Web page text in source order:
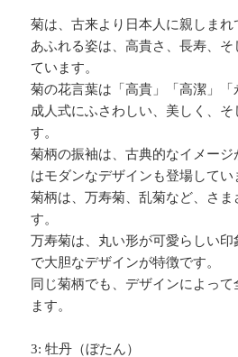
菊は、古来より日本人に親しま
あふれる姿は、高貴さ、長寿、
ています。
菊の花言葉は「高貴」「高潔」「
成人式にふさわしい、美しく、
す。
菊柄の振袖は、古典的なイメー
はモダンなデザインも登場してい
菊柄は、万寿菊、乱菊など、さま
す。
万寿菊は、丸い形が可愛らしい
で大胆なデザインが特徴です。
同じ菊柄でも、デザインによって
ます。
3: 牡丹（ぼたん）